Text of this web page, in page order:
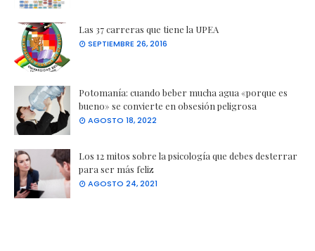
Las 37 carreras que tiene la UPEA
SEPTIEMBRE 26, 2016
Potomanía: cuando beber mucha agua «porque es
bueno» se convierte en obsesión peligrosa
AGOSTO 18, 2022
Los 12 mitos sobre la psicología que debes desterrar
para ser más feliz
AGOSTO 24, 2021